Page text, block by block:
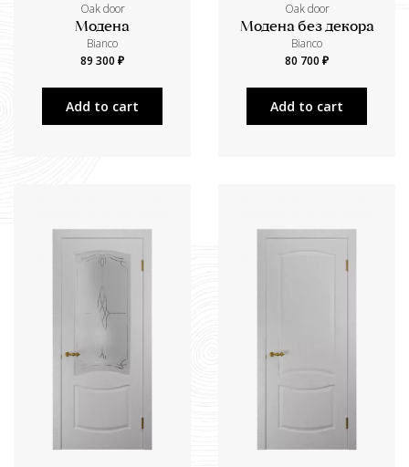
Oak door
Модена
Bianco
89 300 ₽
Add to cart
Oak door
Модена без декора
Bianco
80 700 ₽
Add to cart